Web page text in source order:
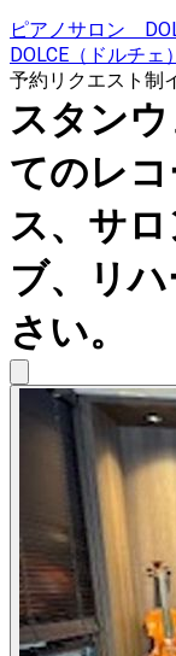
ピアノサロン
DOLCE（ドルチェ）
予約リクエスト制
スタン
てのレ
ス、サ
ブ、リ
さい。